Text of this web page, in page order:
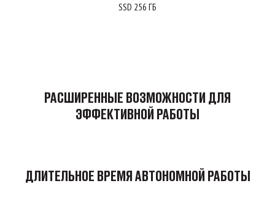
SSD 256 ГБ
РАСШИРЕННЫЕ ВОЗМОЖНОСТИ ДЛЯ
ЭФФЕКТИВНОЙ РАБОТЫ
ДЛИТЕЛЬНОЕ ВРЕМЯ АВТОНОМНОЙ РАБОТЫ